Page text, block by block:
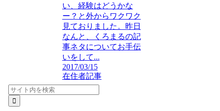
い、経験はどうかな
ー？と外からワクワク
見ておりました。昨日
なんと、くろまるの記
事ネタについてお手伝
いをして...
2017/03/15
在住者記事